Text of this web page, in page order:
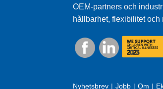
OEM-partners och
hållbarhet, flexibilitet och
Nyhetsbrev Jobb Om